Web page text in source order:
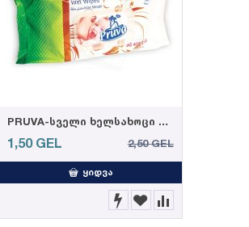
PRUVA-სველი ხელსახოცი ელეგანტური 90ც 35 გრ. (12)
1,50 GEL 2,50 GEL
ᲧᲘᲓᲕᲐ